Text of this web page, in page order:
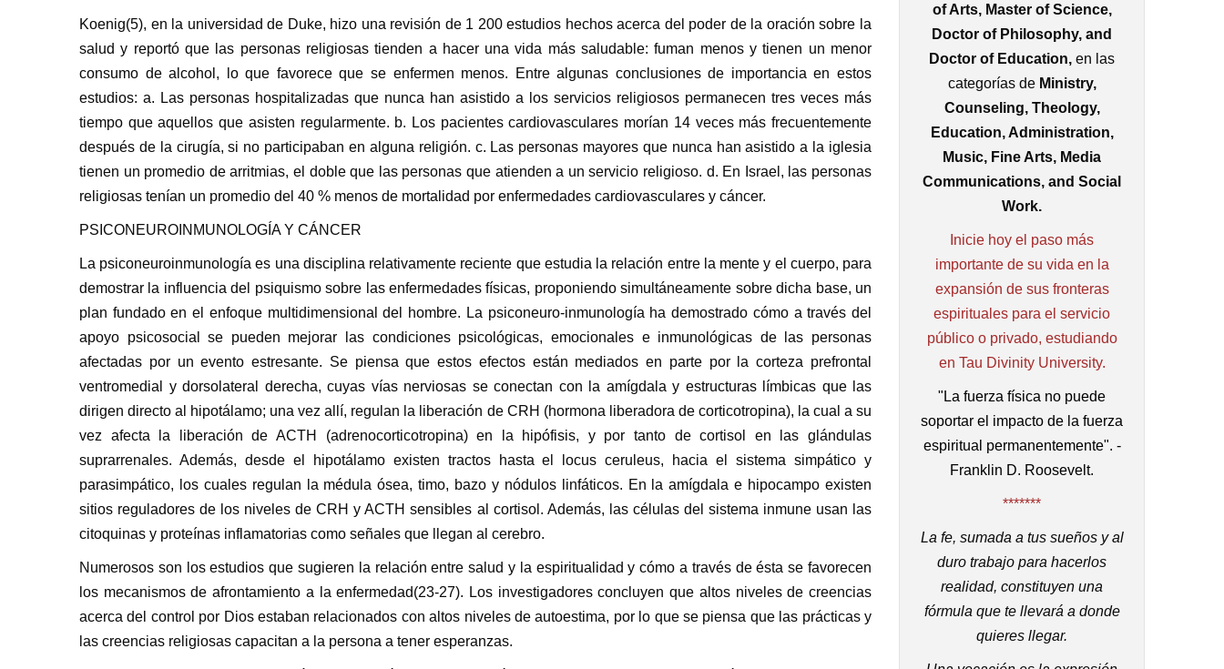
Koenig(5), en la universidad de Duke, hizo una revisión de 1 200 estudios hechos acerca del poder de la oración sobre la
salud y reportó que las personas religiosas tienden a hacer una vida más saludable: fuman menos y tienen un menor
consumo de alcohol, lo que favorece que se enfermen menos. Entre algunas conclusiones de importancia en estos
estudios: a. Las personas hospitalizadas que nunca han asistido a los servicios religiosos permanecen tres veces más
tiempo que aquellos que asisten regularmente. b. Los pacientes cardiovasculares morían 14 veces más frecuentemente
después de la cirugía, si no participaban en alguna religión. c. Las personas mayores que nunca han asistido a la iglesia
tienen un promedio de arritmias, el doble que las personas que atienden a un servicio religioso. d. En Israel, las personas
religiosas tenían un promedio del 40 % menos de mortalidad por enfermedades cardiovasculares y cáncer.
PSICONEUROINMUNOLOGÍA Y CÁNCER
La psiconeuroinmunología es una disciplina relativamente reciente que estudia la relación entre la mente y el cuerpo, para
demostrar la influencia del psiquismo sobre las enfermedades físicas, proponiendo simultáneamente sobre dicha base, un
plan fundado en el enfoque multidimensional del hombre. La psiconeuro-inmunología ha demostrado cómo a través del
apoyo psicosocial se pueden mejorar las condiciones psicológicas, emocionales e inmunológicas de las personas
afectadas por un evento estresante. Se piensa que estos efectos están mediados en parte por la corteza prefrontal
ventromedial y dorsolateral derecha, cuyas vías nerviosas se conectan con la amígdala y estructuras límbicas que las
dirigen directo al hipotálamo; una vez allí, regulan la liberación de CRH (hormona liberadora de corticotropina), la cual a su
vez afecta la liberación de ACTH (adrenocorticotropina) en la hipófisis, y por tanto de cortisol en las glándulas
suprarrenales. Además, desde el hipotálamo existen tractos hasta el locus ceruleus, hacia el sistema simpático y
parasimpático, los cuales regulan la médula ósea, timo, bazo y nódulos linfáticos. En la amígdala e hipocampo existen
sitios reguladores de los niveles de CRH y ACTH sensibles al cortisol. Además, las células del sistema inmune usan las
citoquinas y proteínas inflamatorias como señales que llegan al cerebro.
Numerosos son los estudios que sugieren la relación entre salud y la espiritualidad y cómo a través de ésta se favorecen
los mecanismos de afrontamiento a la enfermedad(23-27). Los investigadores concluyen que altos niveles de creencias
acerca del control por Dios estaban relacionados con altos niveles de autoestima, por lo que se piensa que las prácticas y
las creencias religiosas capacitan a la persona a tener esperanzas.
of Arts, Master of Science,
Doctor of Philosophy, and
Doctor of Education, en las
categorías deMinistry,
Counseling, Theology,
Education, Administration,
Music, Fine Arts, Media
Communications, and Social
Work.
Inicie hoy el paso más
importante de su vida en la
expansión de sus fronteras
espirituales para el servicio
público o privado, estudiando
en Tau Divinity University.
"La fuerza física no puede
soportar el impacto de la fuerza
espiritual permanentemente". -
Franklin D. Roosevelt.
*******
La fe, sumada a tus sueños y al
duro trabajo para hacerlos
realidad, constituyen una
fórmula que te llevará a donde
quieres llegar.